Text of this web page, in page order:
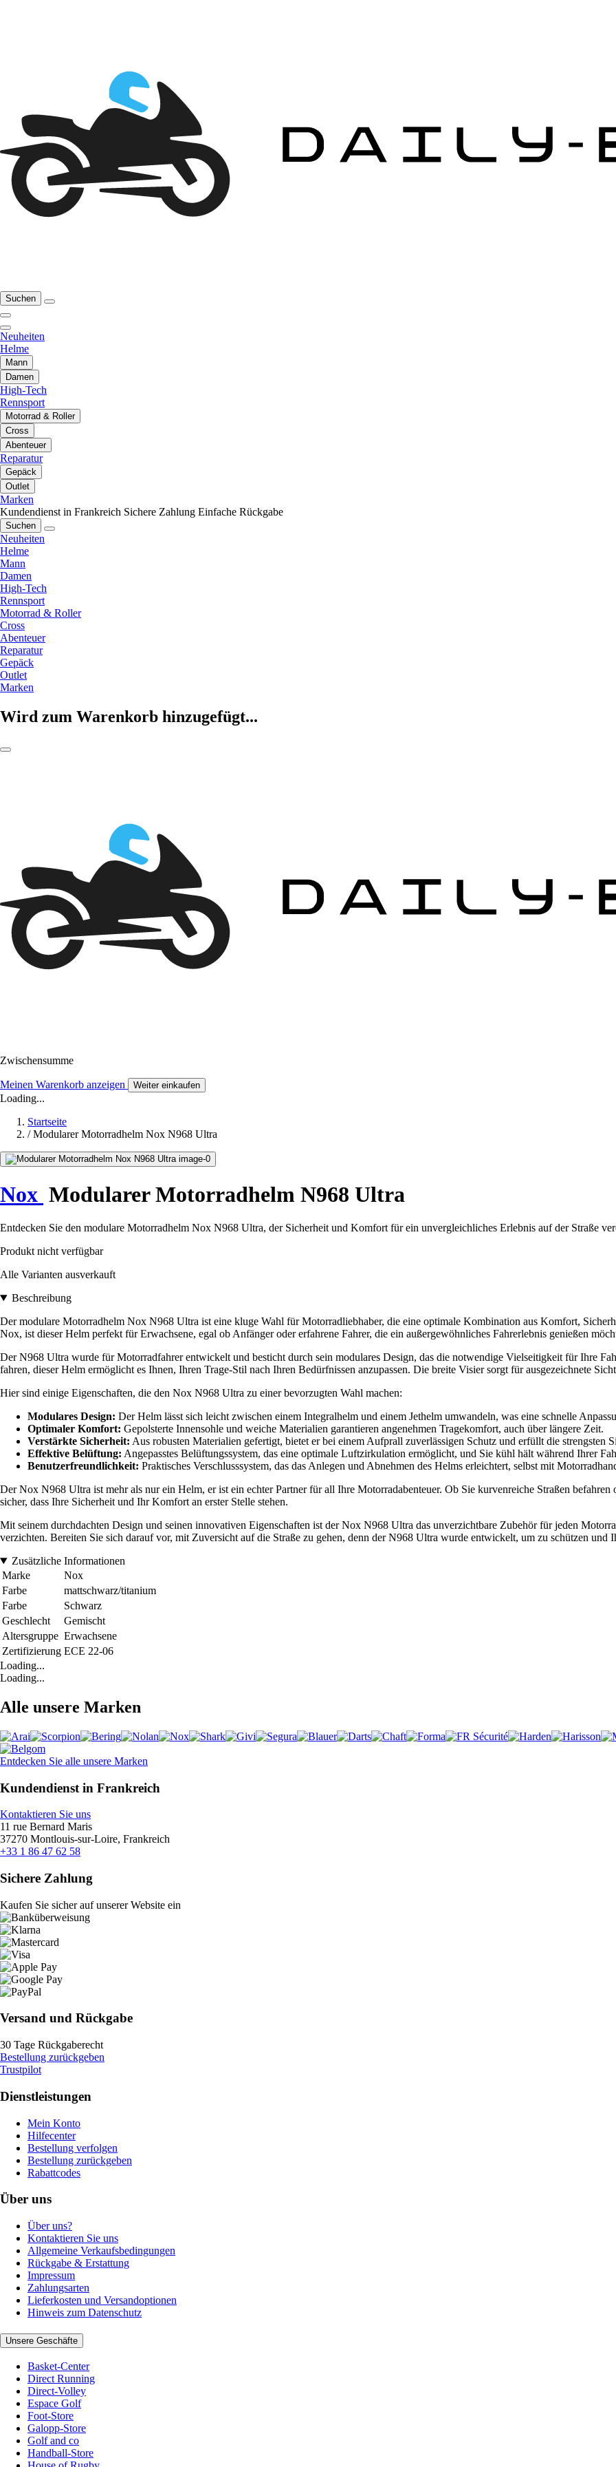
Suchen
Neuheiten
Helme
Mann
Damen
High-Tech
Rennsport
Motorrad & Roller
Cross
Abenteuer
Reparatur
Gepäck
Outlet
Marken
Kundendienst in Frankreich Sichere Zahlung Einfache Rückgabe
Suchen
Neuheiten
Helme
Mann
Damen
High-Tech
Rennsport
Motorrad & Roller
Cross
Abenteuer
Reparatur
Gepäck
Outlet
Marken
Wird zum Warenkorb hinzugefügt...
Zwischensumme
Meinen Warenkorb anzeigen Weiter einkaufen
Loading...
Startseite
/ Modularer Motorradhelm Nox N968 Ultra
Nox Modularer Motorradhelm N968 Ultra
Entdecken Sie den modulare Motorradhelm Nox N968 Ultra, der Sicherheit und Komfort für ein unvergleichliches Erlebnis auf der Straße
Produkt nicht verfügbar
Alle Varianten ausverkauft
Beschreibung
Der modulare Motorradhelm Nox N968 Ultra ist eine kluge Wahl für Motorradliebhaber, die eine optimale Kombination aus Komfort,
Nox, ist dieser Helm perfekt für Erwachsene, egal ob Anfänger oder erfahrene Fahrer, die ein außergewöhnliches Fahrerlebnis genießen
Der N968 Ultra wurde für Motorradfahrer entwickelt und besticht durch sein modulares Design, das die notwendige Vielseitigkeit für Ihre
fahren, dieser Helm ermöglicht es Ihnen, Ihren Trage-Stil nach Ihren Bedürfnissen anzupassen. Die breite Visier sorgt für ausgezeichnete
Hier sind einige Eigenschaften, die den Nox N968 Ultra zu einer bevorzugten Wahl machen:
Modulares Design: Der Helm lässt sich leicht zwischen einem Integralhelm und einem Jethelm umwandeln, was eine schnelle
Optimaler Komfort: Gepolsterte Innensohle und weiche Materialien garantieren angenehmen Tragekomfort, auch über längere Zeit.
Verstärkte Sicherheit: Aus robusten Materialien gefertigt, bietet er bei einem Aufprall zuverlässigen Schutz und erfüllt die strengsten
Effektive Belüftung: Angepasstes Belüftungssystem, das eine optimale Luftzirkulation ermöglicht, und Sie kühl hält während Ihrer
Benutzerfreundlichkeit: Praktisches Verschlusssystem, das das Anlegen und Abnehmen des Helms erleichtert, selbst mit
Der Nox N968 Ultra ist mehr als nur ein Helm, er ist ein echter Partner für all Ihre Motorradabenteuer. Ob Sie kurvenreiche Straßen
sicher, dass Ihre Sicherheit und Ihr Komfort an erster Stelle stehen.
Mit seinem durchdachten Design und seinen innovativen Eigenschaften ist der Nox N968 Ultra das unverzichtbare Zubehör für jeden
verzichten. Bereiten Sie sich darauf vor, mit Zuversicht auf die Straße zu gehen, denn der N968 Ultra wurde entwickelt, um zu schützen und
Zusätzliche Informationen
Marke
Nox
Farbe
mattschwarz/titanium
Farbe
Schwarz
Geschlecht
Gemischt
Altersgruppe Erwachsene
Zertifizierung ECE 22-06
Loading...
Loading...
Alle unsere Marken
Entdecken Sie alle unsere Marken
Kundendienst in Frankreich
Kontaktieren Sie uns
11 rue Bernard Maris
37270 Montlouis-sur-Loire, Frankreich
+33 1 86 47 62 58
Sichere Zahlung
Kaufen Sie sicher auf unserer Website ein
Versand und Rückgabe
30 Tage Rückgaberecht
Bestellung zurückgeben
Trustpilot
Dienstleistungen
Mein Konto
Hilfecenter
Bestellung verfolgen
Bestellung zurückgeben
Rabattcodes
Über uns
Über uns?
Kontaktieren Sie uns
Allgemeine Verkaufsbedingungen
Rückgabe & Erstattung
Impressum
Zahlungsarten
Lieferkosten und Versandoptionen
Hinweis zum Datenschutz
Unsere Geschäfte
Basket-Center
Direct Running
Direct-Volley
Espace Golf
Foot-Store
Galopp-Store
Golf and co
Handball-Store